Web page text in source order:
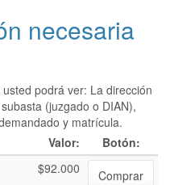
necesaria
podrá ver: La dirección
(juzgado o DIAN),
y matrícula.
Valor:
Botón:
$92.000
Comprar